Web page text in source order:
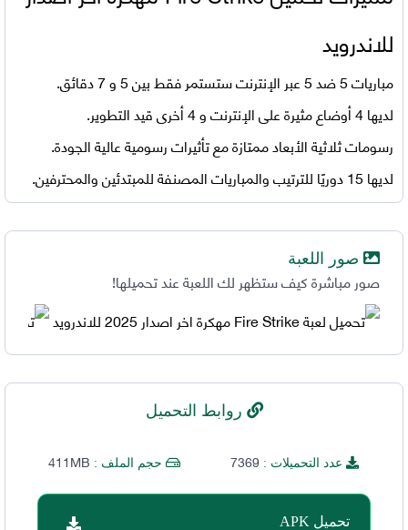
للاندرويد
مباريات 5 ضد 5 عبر الإنترنت ستستمر فقط بين 5 و 7 دقائق.
لديها 4 أوضاع مثيرة على الإنترنت و 4 أخرى قيد التطوير.
رسومات ثلاثية الأبعاد ممتازة مع تأثيرات رسومية عالية الجودة.
لديها 15 دوريًا للترتيب والمباريات المصنفة للمبتدئين والمحترفين.
صور اللعبة
صور مباشرة كيف ستظهر لك اللعبة عند تحميلها!
روابط التحميل
عدد التحميلات : 7369 حجم الملف : 411MB
تحميل APK